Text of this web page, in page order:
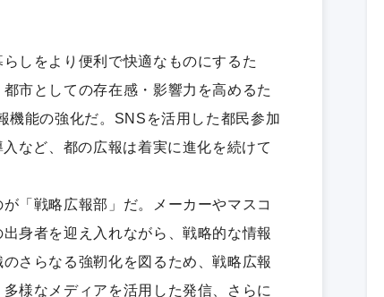
しをより便利で快適なものにするた
市としての存在感・影響力を高めるた
能の強化だ。SNSを活用した都民参加
など、都の広報は着実に進化を続けて
「戦略広報部」だ。メーカーやマスコ
身者を迎え入れながら、戦略的な情報
さらなる強靭化を図るため、戦略広報
様なメディアを活用した発信、さらに